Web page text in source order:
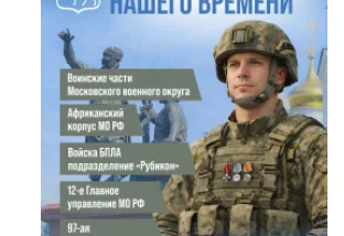
13:00
У нижегородских абитуриентов стали
популярны инженерные направления
12:48
Как помощь людям стала главным делом
жизни для нижегородской студентки
12:47